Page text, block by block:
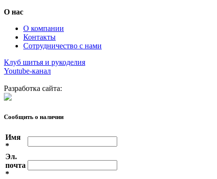
О нас
О компании
Контакты
Сотрудничество с нами
Клуб шитья и рукоделия
Youtube-канал
Разработка сайта:
Сообщить о наличии
Имя
*
Эл.
почта
*